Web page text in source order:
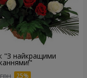
"З найкращими